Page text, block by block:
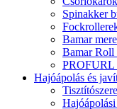
Spinakker
Bamar
Bamar Roll
PROFURL
Hajóápolás és